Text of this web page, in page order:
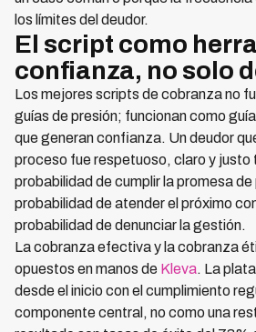
los límites del deudor.
El script como
confianza, no solo
Los mejores scripts de cobranza no
guías de presión; funcionan como
que generan confianza. Un deudor
proceso fue respetuoso, claro y justo
probabilidad de cumplir la promesa
probabilidad de atender el próximo
probabilidad de denunciar la gestión.
La cobranza efectiva y la cobranza
opuestos en manos de Kleva. La
desde el inicio con el cumplimiento
componente central, no como una